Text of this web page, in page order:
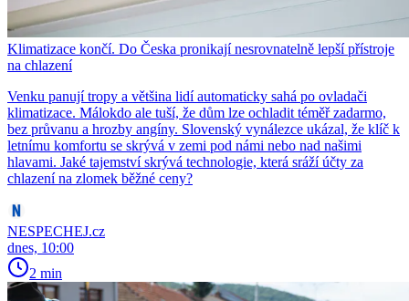
Klimatizace končí. Do Česka pronikají nesrovnatelně lepší přístroje
na chlazení
Venku panují tropy a většina lidí automaticky sahá po ovladači
klimatizace. Málokdo ale tuší, že dům lze ochladit téměř zadarmo,
bez průvanu a hrozby angíny. Slovenský vynálezce ukázal, že klíč k
letnímu komfortu se skrývá v zemi pod námi nebo nad našimi
hlavami. Jaké tajemství skrývá technologie, která sráží účty za
chlazení na zlomek běžné ceny?
NESPECHEJ.cz
dnes, 10:00
2 min